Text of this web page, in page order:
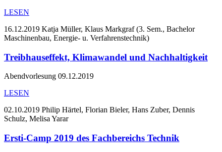
LESEN
16.12.2019 Katja Müller, Klaus Markgraf (3. Sem., Bachelor
Maschinenbau, Energie- u. Verfahrenstechnik)
Treibhauseffekt, Klimawandel und Nachhaltigkeit
Abendvorlesung 09.12.2019
LESEN
02.10.2019 Philip Härtel, Florian Bieler, Hans Zuber, Dennis
Schulz, Melisa Yarar
Ersti-Camp 2019 des Fachbereichs Technik